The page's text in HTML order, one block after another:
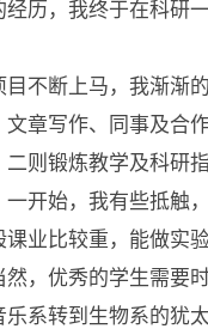
历，我终于在科研
断上马，我渐渐
章写作、同事及合
则锻炼教学及科研
开始，我有些抵触
业比较重，能做实
，优秀的学生需要
转到生物系的犹